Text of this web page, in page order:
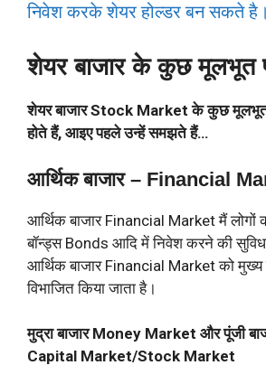
निवेश करके शेयर होल्डर बन सकते
शेयर बाजार के कुछ मूलभूत
शेयर बाजार Stock Market के कुछ
होते हैं, आइए पहले उन्हें समझते हैं…
आर्थिक बाजार – Financial
आर्थिक बाजार Financial Market मैं लोगों
बॉन्ड्स Bonds आदि में निवेश करने की सुविधा
आर्थिक बाजार Financial Market को मुख्य
विभाजित किया जाता है।
मुद्रा बाजार Money Market और पूंजी
Capital Market/Stock Market